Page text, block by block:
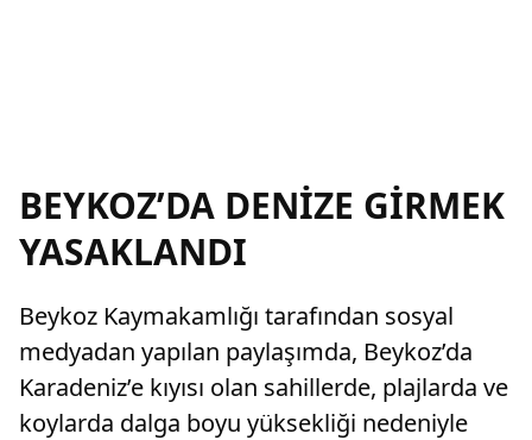
BEYKOZ’DA DENİZE GİRMEK
YASAKLANDI
Beykoz Kaymakamlığı tarafından sosyal
medyadan yapılan paylaşımda, Beykoz’da
Karadeniz’e kıyısı olan sahillerde, plajlarda ve
koylarda dalga boyu yüksekliği nedeniyle